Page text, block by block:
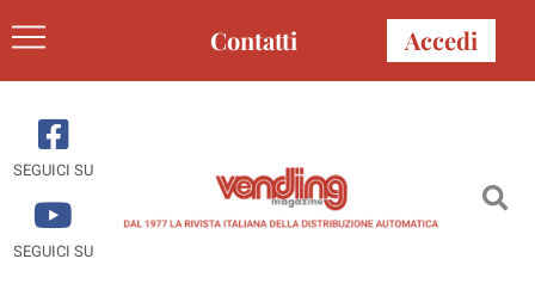
Contatti Accedi
SEGUICI SU
SEGUICI SU